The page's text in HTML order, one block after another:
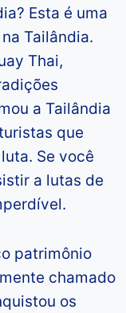
Esta é uma
Tailândia.
Thai,
a Tailândia
que
Se você
a lutas de
patrimônio
chamado
os